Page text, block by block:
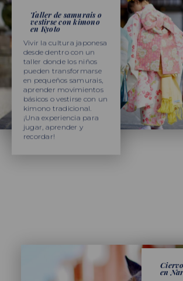
Taller de samurais o
vestirse con kimono
en Kyoto
Vivir la cultura japonesa
desde dentro con un
taller donde los niños
pueden transformarse
en pequeños samurais,
aprender movimientos
básicos o vestirse con un
kimono tradicional.
¡Una experiencia para
jugar, aprender y
recordar!
en